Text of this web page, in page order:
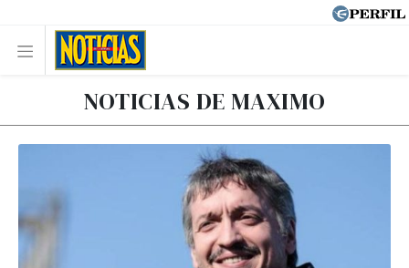
NOTICIAS DE MAXIMO